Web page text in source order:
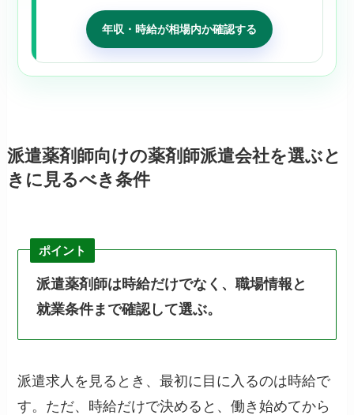
年収・時給が相場内か確認する
派遣薬剤師向けの薬剤師派遣会社を選ぶと
きに見るべき条件
ポイント
派遣薬剤師は時給だけでなく、職場情報と
就業条件まで確認して選ぶ。
派遣求人を見るとき、最初に目に入るのは時給で
す。ただ、時給だけで決めると、働き始めてから